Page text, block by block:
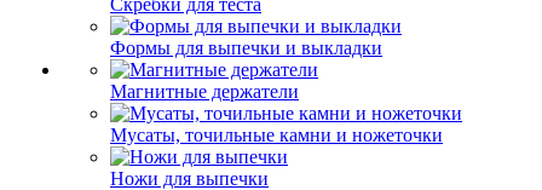
Скребки для теста
Формы для выпечки и выкладки
Магнитные держатели
Мусаты, точильные камни и ножеточки
Ножи для выпечки